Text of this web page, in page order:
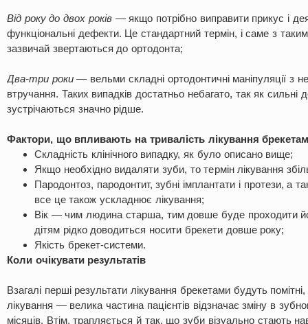
Від року до двох років— якщо потрібно виправити прикус і
функціональні дефекти. Це стандартний термін, і саме з
зазвичай звертаються до ортодонта;
Два-три роки— вельми складні ортодонтичні маніпуляції з
втручання. Таких випадків достатньо небагато, так як
зустрічаються значно рідше.
Фактори, що впливають на тривалість лікування
Складність клінічного випадку, як було описано вище;
Якщо необхідно видаляти зуби, то термін лікування
Пародонтоз, пародонтит, зубні імплантати і протези, а
все це також ускладнює лікування;
Вік — чим людина старша, тим довше буде проходити
дітям рідко доводиться носити брекети довше року;
Якість брекет-системи.
Коли очікувати результатів
Взагалі перші результати лікування брекетами будуть
лікування — велика частина пацієнтів відзначає зміну в
місяців. Втім, трапляється й так, що зуби візуально стають